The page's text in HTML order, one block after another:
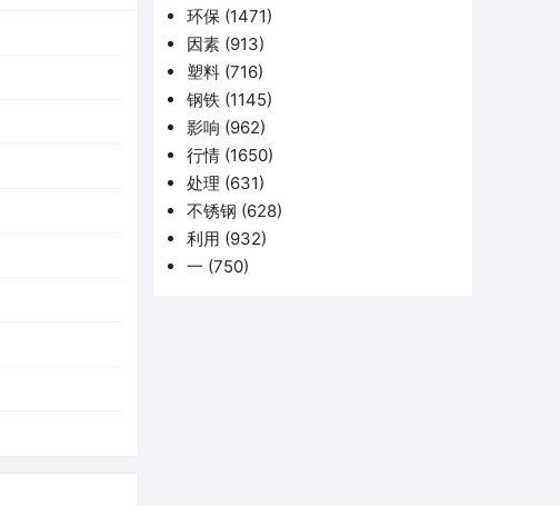
环保 (1471)
因素 (913)
塑料 (716)
钢铁 (1145)
影响 (962)
行情 (1650)
处理 (631)
不锈钢 (628)
利用 (932)
一 (750)